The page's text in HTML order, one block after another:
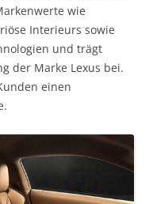
wie
Interieurs sowie
und trägt
der Marke Lexus bei.
einen